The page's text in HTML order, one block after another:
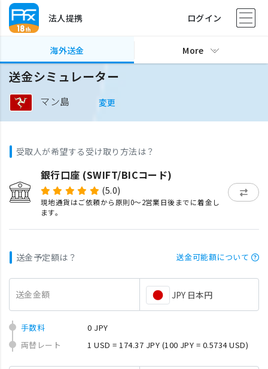
法人提携 ログイン
海外送金 More
送金シミュレーター
マン島 変更
受取人が希望する受け取り方法は？
銀行口座 (SWIFT/BICコード)
(5.0)
現地通貨はご依頼から原則0〜2営業日後までに着金し
ます。
送金予定額は？ 送金可能額について
送金金額 JPY 日本円
手数料
0 JPY
両替レート
1 USD = 174.37 JPY (100 JPY = 0.5734 USD)